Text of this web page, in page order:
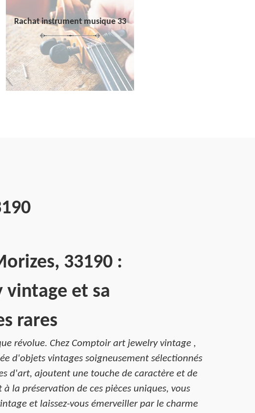
Rachat instrument musique 33
33190 :
et sa
rares
révolue. Chez Comptoir art jewelry vintage ,
d'objets vintages soigneusement sélectionnés
d'art, ajoutent une touche de caractère et de
la préservation de ces pièces uniques, vous
et laissez-vous émerveiller par le charme